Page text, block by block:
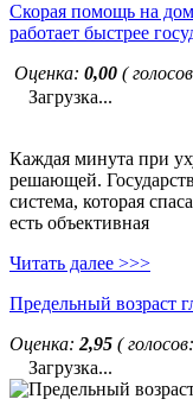
Скорая помощь на
работает быстрее
Оценка: 0,00 (
Загрузка...
Каждая минута при
решающей.
система, которая
есть объективная
Читать далее >>>
Предельный возраст
Оценка: 2,95 ( голосов:
Загрузка...